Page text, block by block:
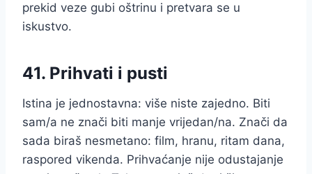
prekid veze gubi oštrinu i pretvara se u
iskustvo.
41. Prihvati i pusti
Istina je jednostavna: više niste zajedno. Biti
sam/a ne znači biti manje vrijedan/na. Znači da
sada biraš nesmetano: film, hranu, ritam dana,
raspored vikenda. Prihvaćanje nije odustajanje